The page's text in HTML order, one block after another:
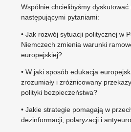
Wspólnie chcielibyśmy dyskutować
następującymi pytaniami:
• Jak rozwój sytuacji politycznej w
Niemczech zmienia warunki
europejskiej?
• W jaki sposób edukacja
zrozumiały i zróżnicowany
polityki bezpieczeństwa?
• Jakie strategie pomagają w
dezinformacji, polaryzacji i